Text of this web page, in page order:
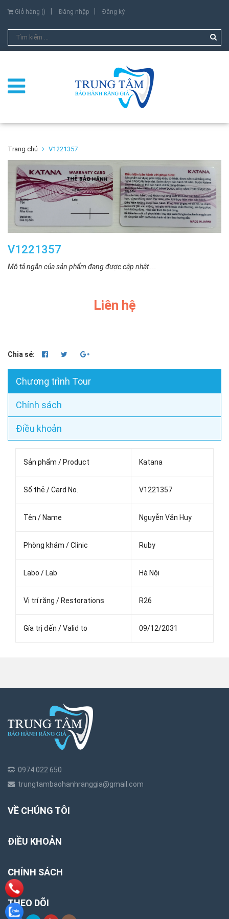
Giỏ hàng () Đăng nhập Đăng ký
Trang chủ V1221357
V1221357
Mô tả ngắn của sản phẩm đang được cập nhật ...
Liên hệ
Chia sẻ:
Chương trình Tour
Chính sách
Điều khoản
Sản phẩm / Product Katana
Số thẻ / Card No. V1221357
Tên / Name Nguyễn Văn Huy
Phòng khám / Clinic Ruby
Labo / Lab Hà Nội
Vị trí răng / Restorations R26
Gía trị đến / Valid to 09/12/2031
0974 022 650
trungtambaohanhranggia@gmail.com
VỀ CHÚNG TÔI
ĐIỀU KHOẢN
CHÍNH SÁCH
THEO DÕI